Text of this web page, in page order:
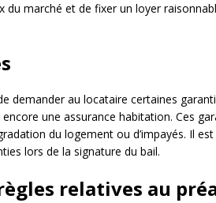
du marché et de fixer un loyer
demander au locataire certaines
une assurance habitation. Ces
du logement ou d’impayés. Il
lors de la signature du bail.
relatives au